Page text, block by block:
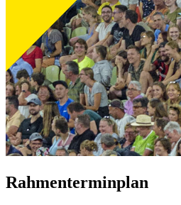
Rahmenterminplan